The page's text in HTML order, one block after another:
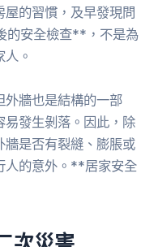
的習慣，及早發現問
的安全檢查**，不是為
。
外牆也是結構的一部
易發生剝落。因此，除
牆是否有裂縫、膨脹或
人的意外。**居家安全